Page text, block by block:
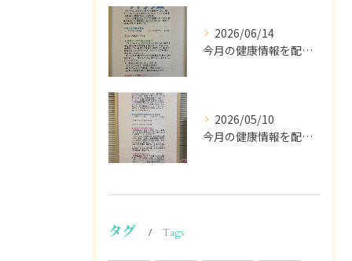
2026/06/14
今月の健康情報を配信して行きます。
2026/05/10
今月の健康情報を配信します🫡
タグ Tags